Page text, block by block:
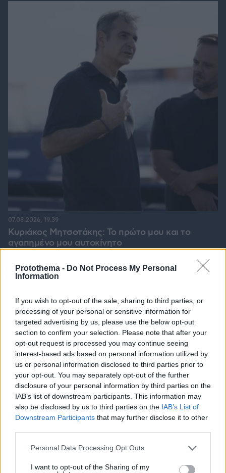
Protothema - Do Not Process My Personal
Information
If you wish to opt-out of the sale, sharing to third parties, or
processing of your personal or sensitive information for
targeted advertising by us, please use the below opt-out
section to confirm your selection. Please note that after your
opt-out request is processed you may continue seeing
interest-based ads based on personal information utilized by
us or personal information disclosed to third parties prior to
your opt-out. You may separately opt-out of the further
disclosure of your personal information by third parties on the
IAB’s list of downstream participants. This information may
also be disclosed by us to third parties on the IAB’s List of
Downstream Participants that may further disclose it to other
Please note that this website/app uses one or more Google
not limited to your visit or usage behaviour. You may click to
Personal Data Processing Opt Outs
I want to opt-out of the Sharing of my
Κυριάκος Μητσοτάκης: Το πρώτο μου και το
αγαπημένο μου αυτοκίνητο
07.08.2026, 19:39